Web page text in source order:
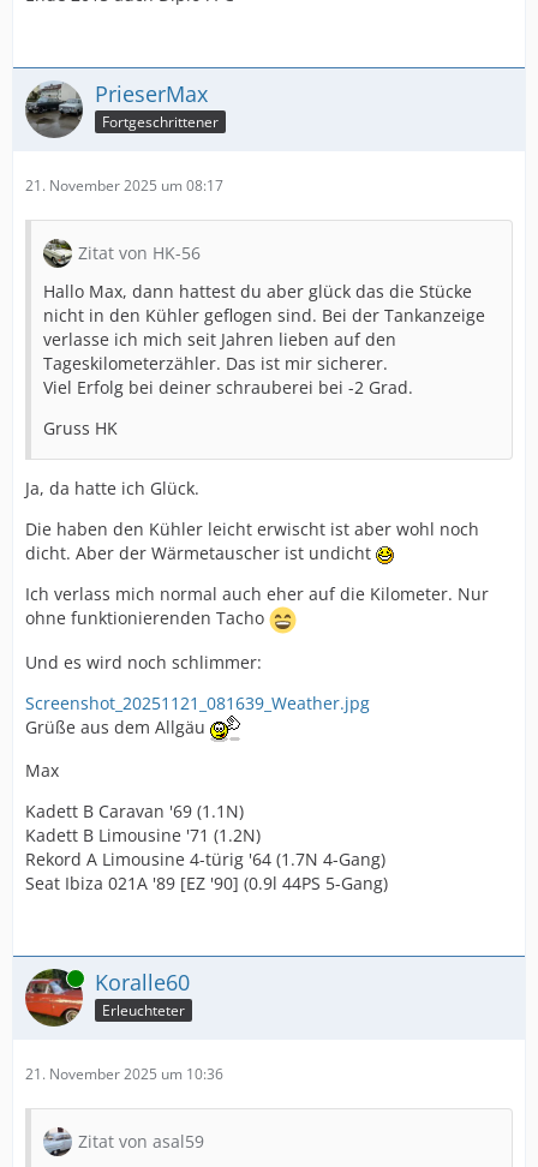
PrieserMax
Fortgeschrittener
21. November 2025 um 08:17
Zitat von HK-56
Hallo Max, dann hattest du aber glück das die Stücke
nicht in den Kühler geflogen sind. Bei der Tankanzeige
verlasse ich mich seit Jahren lieben auf den
Tageskilometerzähler. Das ist mir sicherer.
Viel Erfolg bei deiner schrauberei bei -2 Grad.
Gruss HK
Ja, da hatte ich Glück.
Die haben den Kühler leicht erwischt ist aber wohl noch
dicht. Aber der Wärmetauscher ist undicht
Ich verlass mich normal auch eher auf die Kilometer. Nur
ohne funktionierenden Tacho
Und es wird noch schlimmer:
Screenshot_20251121_081639_Weather.jpg
Grüße aus dem Allgäu
Max
Kadett B Caravan '69 (1.1N)
Kadett B Limousine '71 (1.2N)
Rekord A Limousine 4-türig '64 (1.7N 4-Gang)
Seat Ibiza 021A '89 [EZ '90] (0.9l 44PS 5-Gang)
Online Koralle60
Erleuchteter
21. November 2025 um 10:36
Zitat von asal59